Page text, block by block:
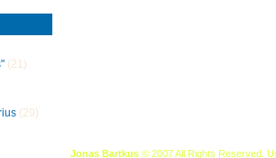
(21)
(29)
Jonas Bartkus © 2007 All Rights Reserved.